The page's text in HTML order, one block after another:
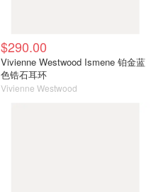
$290.00
Vivienne Westwood Ismene 铂金蓝
色锆石耳环
Vivienne Westwood